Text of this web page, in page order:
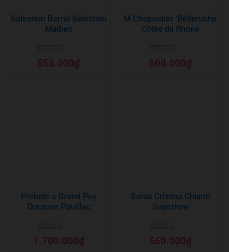
Salentein Barrel Selection
Malbec
Được xếp
hạng55 sao
555.000₫
M.Chapoutier ‘Belleruche’
Côtes du Rhone
Được xếp
hạng55 sao
500.000₫
Prelude a Grand Puy
Ducasse Pauillac
Được xếp
hạng55 sao
1.700.000₫
Santa Cristina Chianti
Superiore
Được xếp
hạng55 sao
560.000₫